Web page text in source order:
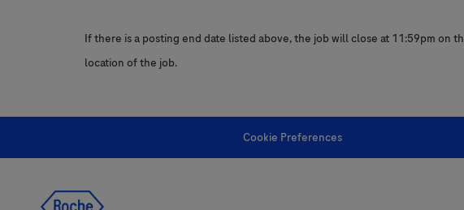
If there is a posting end date listed above, the job will close at 11:59pm on
location of the job.
Cookie Preferences